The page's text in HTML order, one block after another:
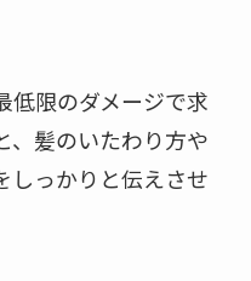
低限のダメージで求
、髪のいたわり方や
しっかりと伝えさせ